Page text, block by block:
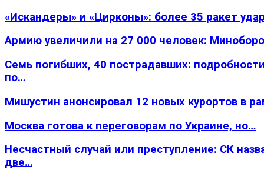
«Искандеры» и «Цирконы»: более 35 ракет
Армию увеличили на 27 000 человек:
Семь погибших, 40 пострадавших:
по…
Мишустин анонсировал 12 новых курортов в
Москва готова к переговорам по Украине, но…
Несчастный случай или преступление: СК
две…